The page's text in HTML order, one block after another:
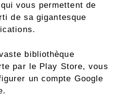
vous permettent de
de sa gigantesque
bibliothèque
par le Play Store, vous
un compte Google